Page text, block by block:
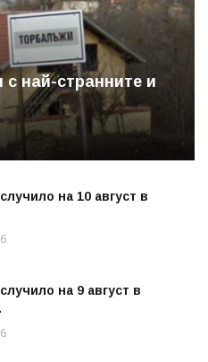
най-странните и
на 10 август в
на 9 август в